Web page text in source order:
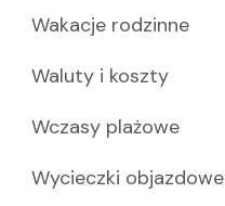
Wakacje rodzinne
Waluty i koszty
Wczasy plażowe
Wycieczki objazdowe